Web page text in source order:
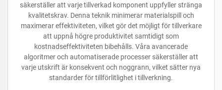
säkerställer att varje tillverkad komponent uppfyller stränga
kvalitetskrav. Denna teknik minimerar materialspill och
maximerar effektiviteten, vilket gör det möjligt för tillverkare
att uppnå högre produktivitet samtidigt som
kostnadseffektiviteten bibehålls. Våra avancerade
algoritmer och automatiserade processer säkerställer att
varje utskrift är konsekvent och noggrann, vilket sätter nya
standarder för tillförlitlighet i tillverkning.